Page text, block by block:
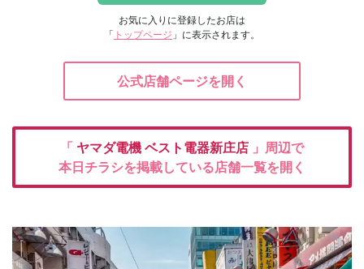
お気に入りに登録したお店は
「 トップページ 」に表示されます。
公式店舗ページを開く
「 ヤマダ電機 ベスト電器新庄店 」周辺で
本日チラシを掲載している店舗一覧を開く